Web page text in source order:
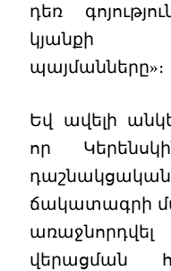
դեռ
կյանքի
պայմանները»։
Եվ ավելի
որ
ճակատագրի
վերացման